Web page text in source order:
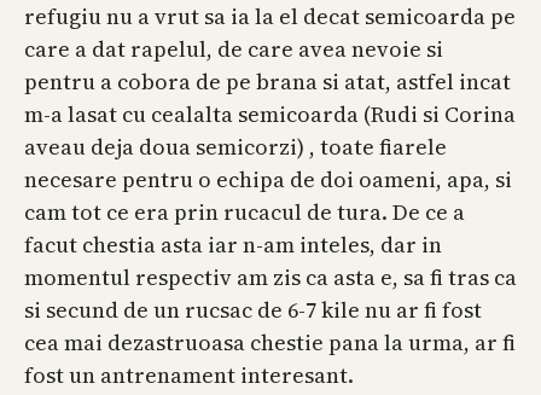
refugiu nu a vrut sa ia la el decat semicoarda pe
care a dat rapelul, de care avea nevoie si
pentru a cobora de pe brana si atat, astfel incat
m-a lasat cu cealalta semicoarda (Rudi si Corina
aveau deja doua semicorzi) , toate fiarele
necesare pentru o echipa de doi oameni, apa, si
cam tot ce era prin rucacul de tura. De ce a
facut chestia asta iar n-am inteles, dar in
momentul respectiv am zis ca asta e, sa fi tras ca
si secund de un rucsac de 6-7 kile nu ar fi fost
cea mai dezastruoasa chestie pana la urma, ar fi
fost un antrenament interesant.